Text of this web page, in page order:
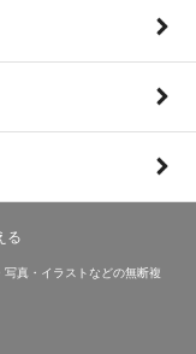
る
真・イラストなどの無断複